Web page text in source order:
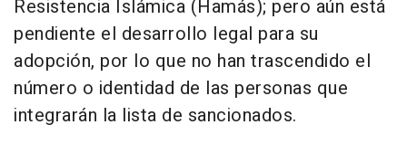
Resistencia Islámica (Hamás); pero aún está
pendiente el desarrollo legal para su
adopción, por lo que no han trascendido el
número o identidad de las personas que
integrarán la lista de sancionados.